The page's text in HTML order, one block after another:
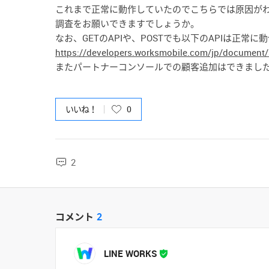
これまで正常に動作していたのでこちらでは原因が
調査をお願いできますでしょうか。
なお、GETのAPIや、POSTでも以下のAPIは正常に
https://developers.worksmobile.com/jp/document/
またパートナーコンソールでの顧客追加はできまし
いいね！ 0
2
コメント 2
LINE WORKS